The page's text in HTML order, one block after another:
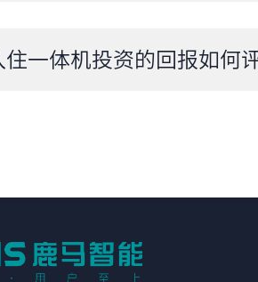
住一体机投资的回报如何